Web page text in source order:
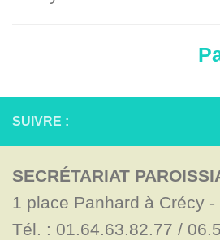
SUIVRE :
SECRÉTARIAT
1 place Panhard à Crécy -
Tél. : 01.64.63.82.77 /